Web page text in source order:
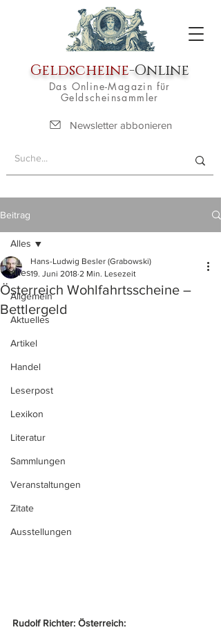
Geldscheine-Online
Das Online-Magazin für
Geldscheinsammler
Newsletter abbonieren
Beitrag
Alles
Allgemein
Aktuelles
Artikel
Handel
Leserpost
Lexikon
Literatur
Sammlungen
Veranstaltungen
Zitate
Ausstellungen
Alles
Österreich Wohlfahrtsscheine –
Bettlergeld
Hans-Ludwig Besler (Grabowski)
19. Juni 2018 2 Min. Lesezeit
Rudolf Richter: Österreich: